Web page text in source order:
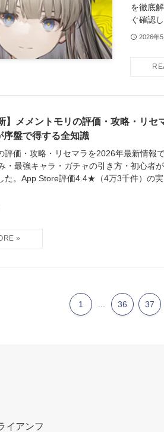
を徹底
ぐ確認
2026年
】メメントモリの評価・攻略・リセ
序盤で得する全知識
評価・攻略・リセマラを2026年最新情報
・最強キャラ・ガチャの引き方・初心者
た。App Store評価4.4★（4万3千件）の
1 36 37
イアンフ